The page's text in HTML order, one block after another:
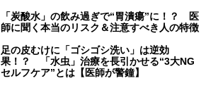
「炭酸水」の飲み過ぎで“胃潰瘍”に！？ 医
師に聞く本当のリスク＆注意すべき人の特徴
足の皮むけに「ゴシゴシ洗い」は逆効
果！？ 「水虫」治療を長引かせる“3大NG
セルフケア”とは【医師が警鐘】